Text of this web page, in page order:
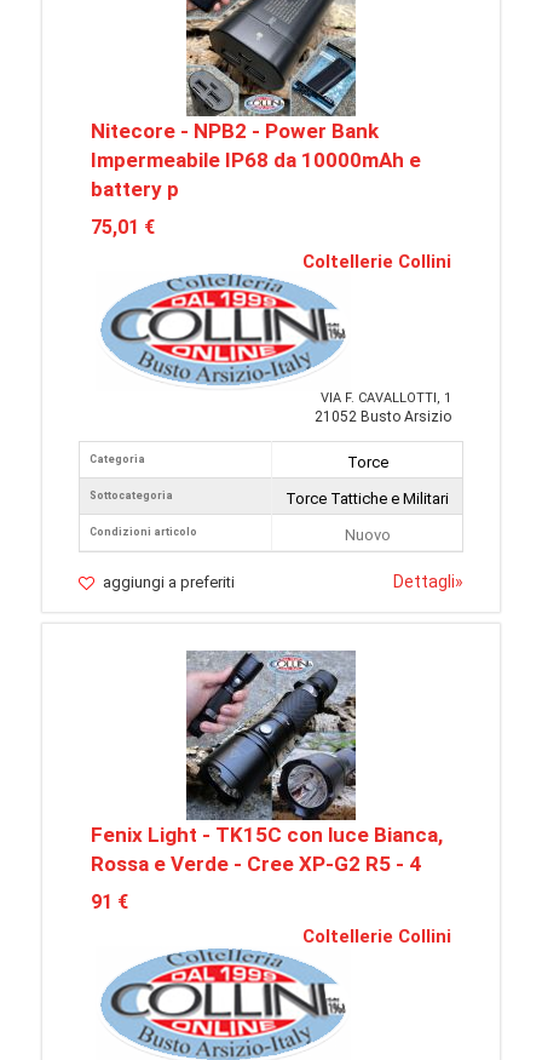
Nitecore - NPB2 - Power Bank
Impermeabile IP68 da 10000mAh e
battery p
75,01 €
Coltellerie Collini
VIA F. CAVALLOTTI, 1
21052 Busto Arsizio
Categoria
Sottocategoria
Condizioni articolo
Torce
Torce Tattiche e Militari
Nuovo
aggiungi a preferiti Dettagli»
Fenix Light - TK15C con luce Bianca,
Rossa e Verde - Cree XP-G2 R5 - 4
91 €
Coltellerie Collini